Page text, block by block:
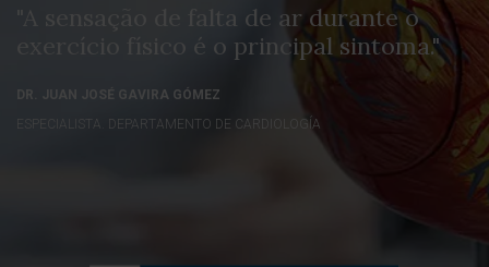
"A sensação de falta de ar durante o
exercício físico é o principal sintoma."
DR. JUAN JOSÉ GAVIRA GÓMEZ
ESPECIALISTA. DEPARTAMENTO DE CARDIOLOGÍA